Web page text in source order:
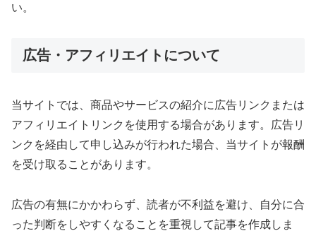
い。
広告・アフィリエイトについて
当サイトでは、商品やサービスの紹介に広告リンクまたは
アフィリエイトリンクを使用する場合があります。広告リ
ンクを経由して申し込みが行われた場合、当サイトが報酬
を受け取ることがあります。
広告の有無にかかわらず、読者が不利益を避け、自分に合
った判断をしやすくなることを重視して記事を作成しま